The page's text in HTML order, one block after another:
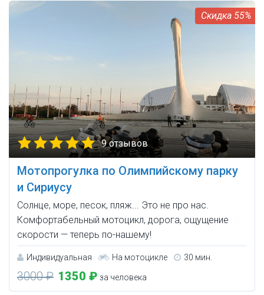
55%
9 отзывов
Мотопрогулка по Олимпийскому парку
и Сириусу
Солнце, море, песок, пляж... Это не про нас.
Комфортабельный мотоцикл, дорога, ощущение
скорости — теперь по-нашему!
Индивидуальная На мотоцикле 30 мин.
3000 ₽ 1350 ₽ за человека